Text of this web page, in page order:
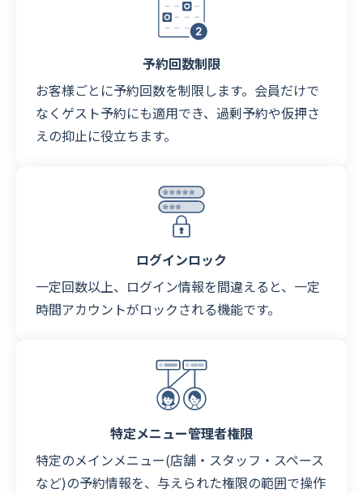
予約回数制限
お客様ごとに予約回数を制限します。会員だけで
なくゲスト予約にも適用でき、過剰予約や仮押さ
えの抑止に役立ちます。
ログインロック
一定回数以上、ログイン情報を間違えると、一定
時間アカウントがロックされる機能です。
特定メニュー管理者権限
特定のメインメニュー(店舗・スタッフ・スペース
など)の予約情報を、与えられた権限の範囲で操作